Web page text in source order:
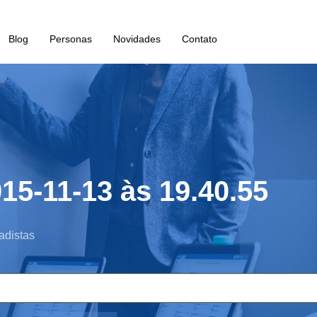
Blog Personas Novidades Contato
11-13 às 19.40.55